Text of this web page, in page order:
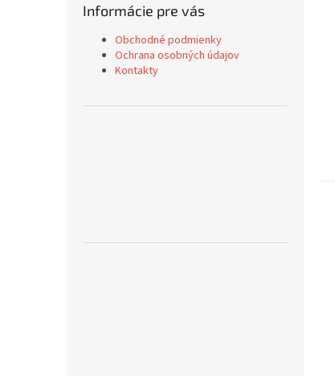
Informácie pre vás
Obchodné podmienky
Ochrana osobných údajov
Kontakty